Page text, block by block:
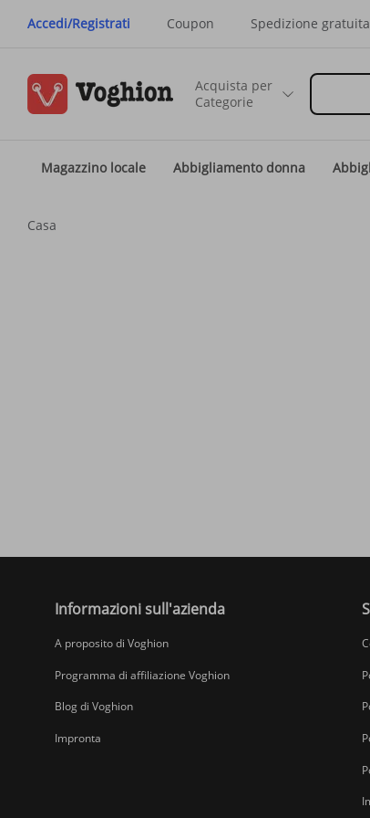
Accedi/Registrati Coupon Spedizione gratuita
Acquista per
Categorie
Magazzino locale Abbigliamento donna
Casa
Informazioni sull'azienda
A proposito di Voghion
Programma di affiliazione Voghion
Blog di Voghion
Impronta